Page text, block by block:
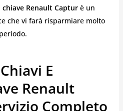
Renault Capturè un
che vi farà risparmiare molto
E
Renault
Completo